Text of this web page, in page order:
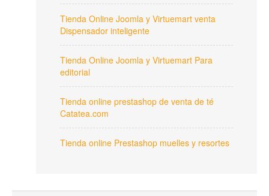
Tienda Online Joomla y Virtuemart venta
Dispensador inteligente
Tienda Online Joomla y Virtuemart Para
editorial
Tienda online prestashop de venta de té
Catatea.com
Tienda online Prestashop muelles y resortes